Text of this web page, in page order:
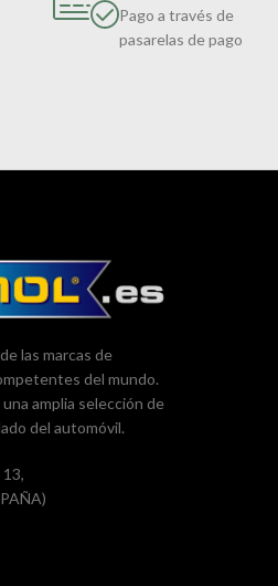
Pago a través de
pasarelas de pago
las marcas de
del mundo.
amplia selección de
del automóvil.